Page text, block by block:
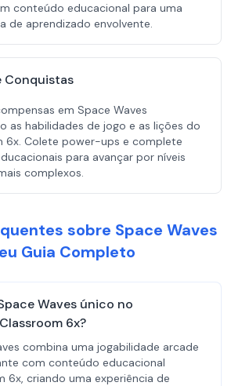
conteúdo educacional para uma
de aprendizado envolvente.
Conquistas
em Space Waves
as habilidades de jogo e as lições do
6x. Colete power-ups e complete
para avançar por níveis
complexos.
sobre Space Waves
Guia Completo
Waves único no
6x?
combina uma jogabilidade arcade
com conteúdo educacional
6x, criando uma experiência de